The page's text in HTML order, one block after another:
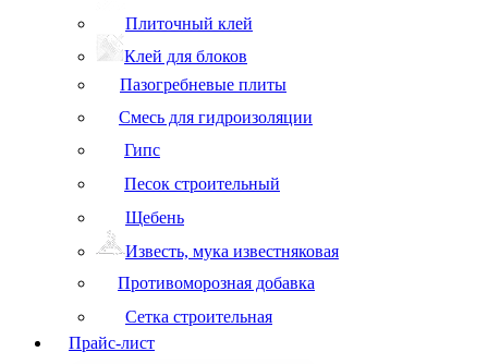
Плиточный клей
Клей для блоков
Пазогребневые плиты
Смесь для гидроизоляции
Гипс
Песок строительный
Щебень
Известь, мука известняковая
Противоморозная добавка
Сетка строительная
Прайс-лист